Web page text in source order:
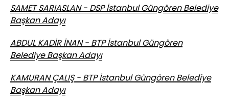
SAMET SARIASLAN - DSP İstanbul Güngören Belediye
Başkan Adayı
ABDUL KADİR İNAN - BTP İstanbul Güngören
Belediye Başkan Adayı
KAMURAN ÇALIŞ - BTP İstanbul Güngören Belediye
Başkan Adayı